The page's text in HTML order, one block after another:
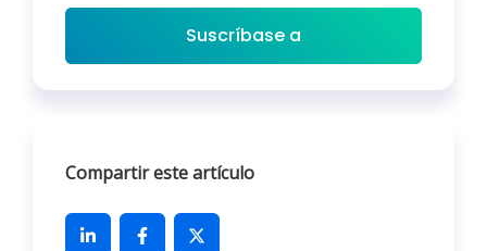
Suscríbase a
Compartir este artículo